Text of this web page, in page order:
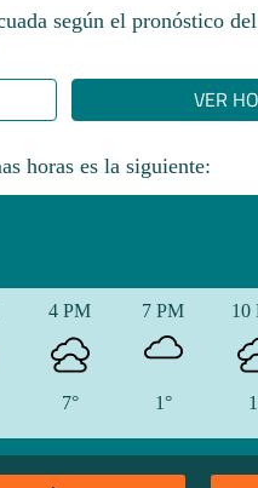
según el pronóstico
VER
horas es la siguiente:
4 PM
7°
7 PM
1°
10